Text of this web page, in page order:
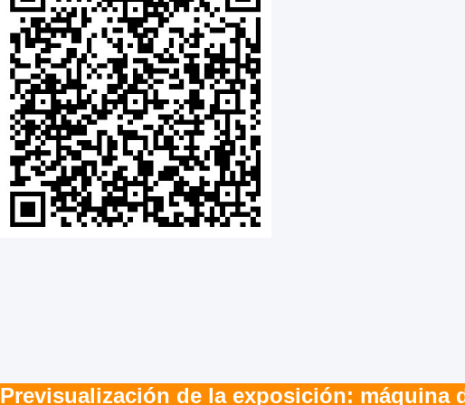
Previsualización de la exposición: máquina